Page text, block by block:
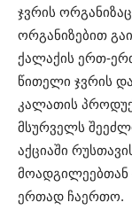
ჯვრის
ორგანიზებით
ქალაქის ერთ-
წითელი ჯვრის
კალათის
მსურველს
აქციაში
მოადგილეებთან
ერთად ჩაერთო.